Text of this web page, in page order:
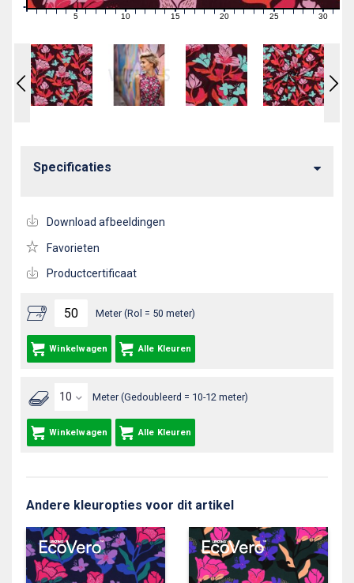
00 1 2 3 4 5 6 7 8910 111213141516171819 2122232425 2627282930 31
Meter (Rol = 50 meter)
Winkelwagen Alle Kleuren
Meter (Gedoubleerd = 10-12 meter)
Winkelwagen Alle Kleuren
Specificaties
Download afbeeldingen
Favorieten
Productcertificaat
Andere kleuropties voor dit artikel